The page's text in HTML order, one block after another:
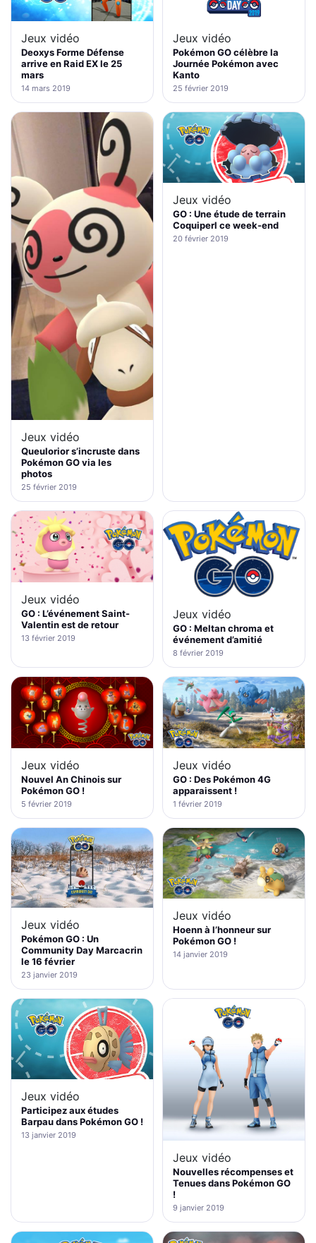
Jeux vidéo
Deoxys Forme Défense
arrive en Raid EX le 25
mars
14 mars 2019
Jeux vidéo
Pokémon GO célèbre la
Journée Pokémon avec
Kanto
25 février 2019
Jeux vidéo
Queulorior s’incruste dans
Pokémon GO via les
photos
25 février 2019
Jeux vidéo
GO : Une étude de terrain
Coquiperl ce week-end
20 février 2019
Jeux vidéo
GO : L’événement Saint-
Valentin est de retour
13 février 2019
Jeux vidéo
GO : Meltan chroma et
événement d’amitié
8 février 2019
Jeux vidéo
Nouvel An Chinois sur
Pokémon GO !
5 février 2019
Jeux vidéo
GO : Des Pokémon 4G
apparaissent !
1 février 2019
Jeux vidéo
Pokémon GO : Un
Community Day Marcacrin
le 16 février
23 janvier 2019
Jeux vidéo
Hoenn à l’honneur sur
Pokémon GO !
14 janvier 2019
Jeux vidéo
Participez aux études
Barpau dans Pokémon GO !
13 janvier 2019
Jeux vidéo
Nouvelles récompenses et
Tenues dans Pokémon GO
!
9 janvier 2019